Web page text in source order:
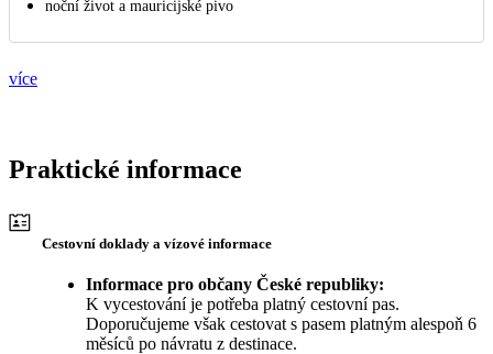
noční život a mauricijské pivo
více
Praktické informace
Cestovní doklady a vízové informace
Informace pro občany České republiky:
K vycestování je potřeba platný cestovní pas.
Doporučujeme však cestovat s pasem platným alespoň 6
měsíců po návratu z destinace.